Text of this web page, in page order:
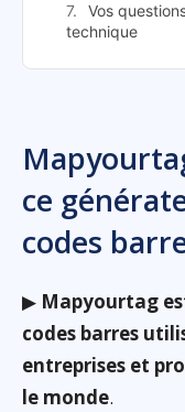
Vos
technique
ce
codes
▶ Mapyourtag
codes barres
entreprises et
le monde.